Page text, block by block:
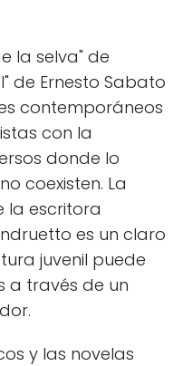
la selva" de
de Ernesto Sabato
contemporáneos
con la
donde lo
coexisten. La
la escritora
es un claro
juvenil puede
a través de un
y las novelas